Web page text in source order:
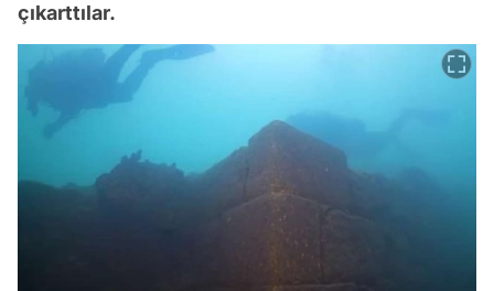
çıkarttılar.